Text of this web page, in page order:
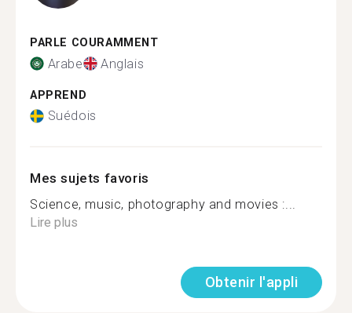
PARLE COURAMMENT
Arabe Anglais
APPREND
Suédois
Mes sujets favoris
Science, music, photography and movies :...
Lire plus
Obtenir l'appli